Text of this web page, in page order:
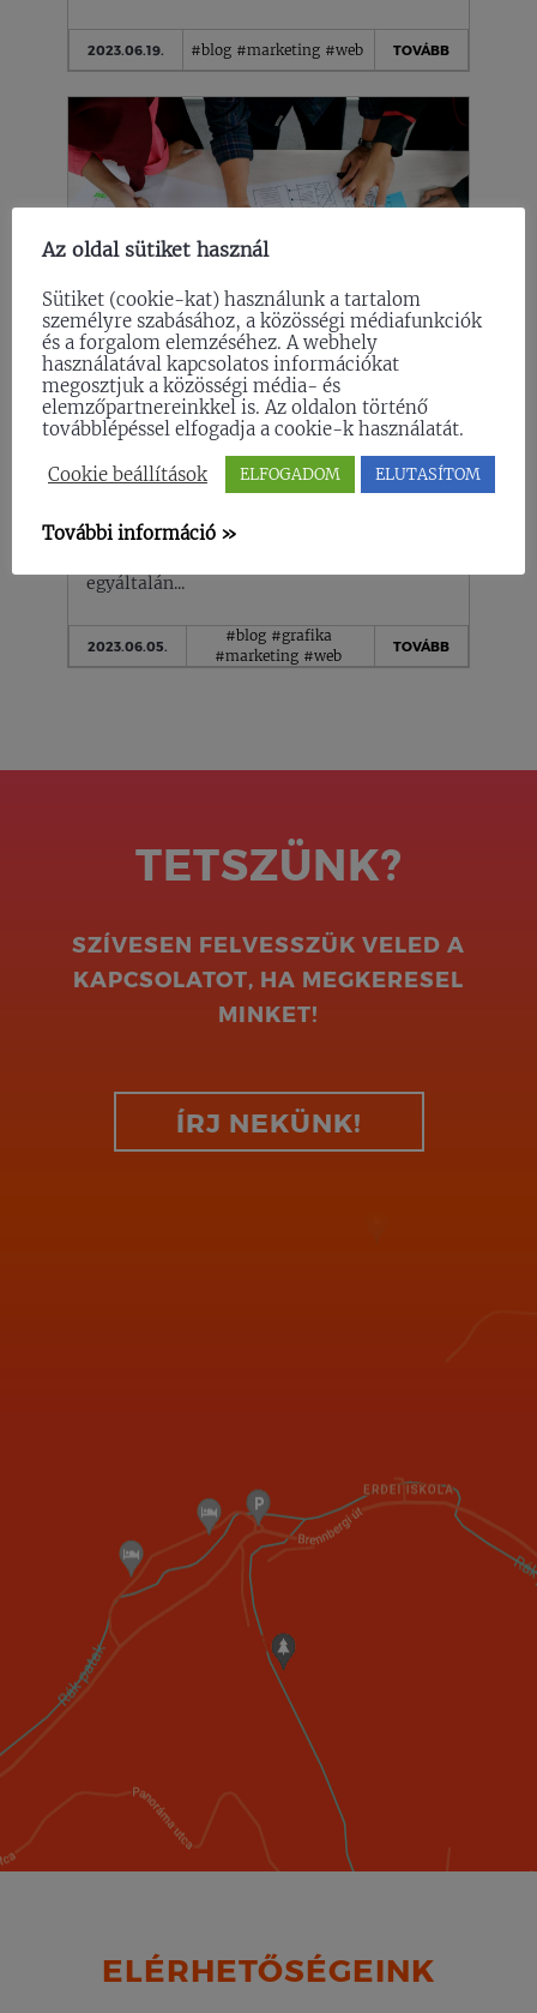
2023.06.19. #blog #marketing #web TOVÁBB
2×2 BETŰ, AMELY
FORRADALMASÍTHATJA AZ
különbség a felhasználói élmény (UX) és az
egyáltalán...
2023.06.05.
#blog #grafika
#marketing #web
TOVÁBB
TETSZÜNK?
SZÍVESEN FELVESSZÜK VELED A
KAPCSOLATOT, HA MEGKERESEL
MINKET!
ÍRJ NEKÜNK!
ELÉRHETŐSÉGEINK
Az oldal sütiket használ
Sütiket (cookie-kat) használunk a tartalom
személyre szabásához, a közösségi médiafunkciók
és a forgalom elemzéséhez. A webhely
használatával kapcsolatos információkat
megosztjuk a közösségi média- és
elemzőpartnereinkkel is. Az oldalon történő
továbblépéssel elfogadja a cookie-k használatát.
Cookie beállítások ELFOGADOM ELUTASÍTOM
További információ »